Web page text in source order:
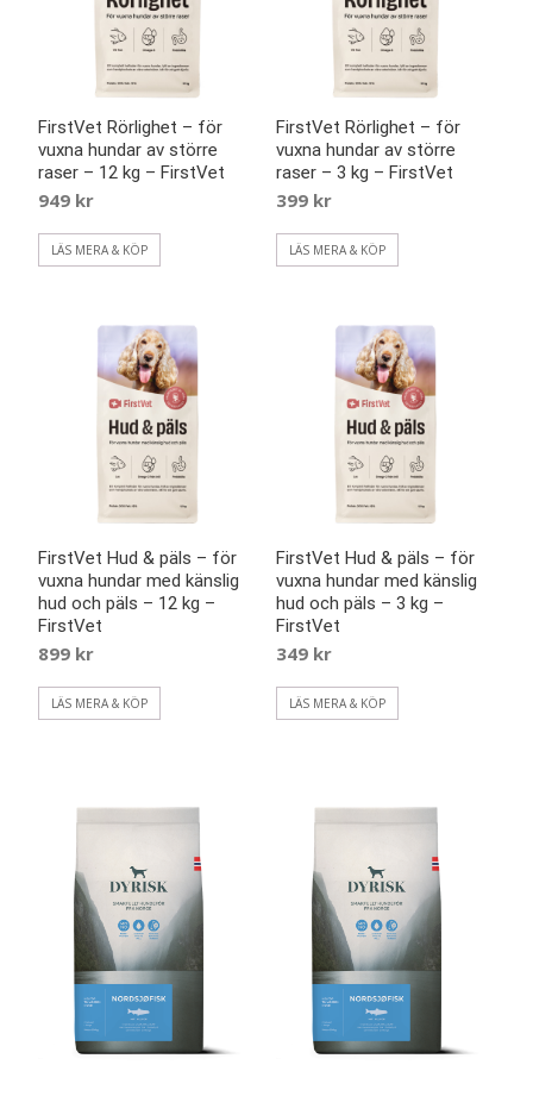
FirstVet Rörlighet – för
vuxna hundar av större
raser – 12 kg – FirstVet
949 kr
LÄS MERA & KÖP
FirstVet Rörlighet – för
vuxna hundar av större
raser – 3 kg – FirstVet
399 kr
LÄS MERA & KÖP
FirstVet Hud & päls – för
vuxna hundar med känslig
hud och päls – 12 kg –
FirstVet
899 kr
LÄS MERA & KÖP
FirstVet Hud & päls – för
vuxna hundar med känslig
hud och päls – 3 kg –
FirstVet
349 kr
LÄS MERA & KÖP